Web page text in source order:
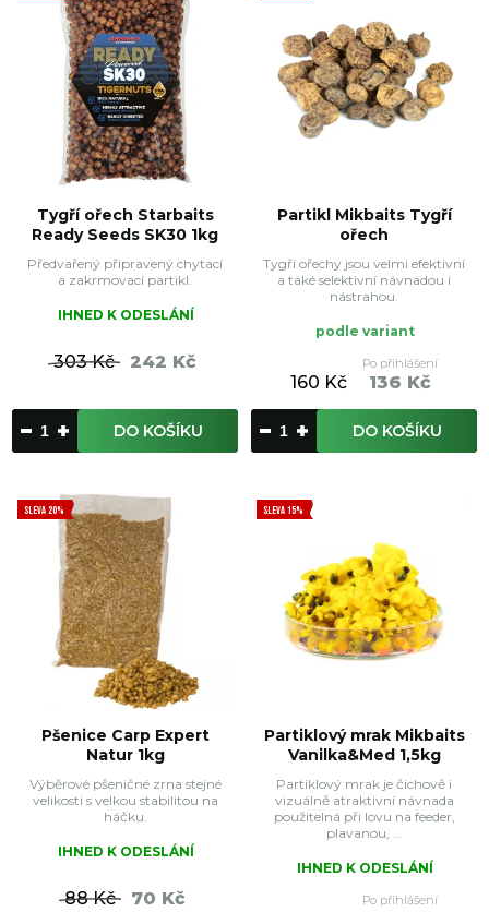
Tygří ořech Starbaits
Ready Seeds SK30 1kg
Předvařený připravený chytací
a zakrmovací partikl.
IHNED K ODESLÁNÍ
303 Kč 242 Kč
DO KOŠÍKU
Partikl Mikbaits Tygří
ořech
Tygří ořechy jsou velmi efektivní
a také selektivní návnadou i
nástrahou.
podle variant
160 Kč
Po přihlášení
136 Kč
DO KOŠÍKU
SLEVA 20%
Pšenice Carp Expert
Natur 1kg
Výběrové pšeničné zrna stejné
velikosti s velkou stabilitou na
háčku.
IHNED K ODESLÁNÍ
88 Kč 70 Kč
SLEVA 15%
Partiklový mrak Mikbaits
Vanilka&Med 1,5kg
Partiklový mrak je čichově i
vizuálně atraktivní návnada
použitelná při lovu na feeder,
plavanou, ...
IHNED K ODESLÁNÍ
Po přihlášení